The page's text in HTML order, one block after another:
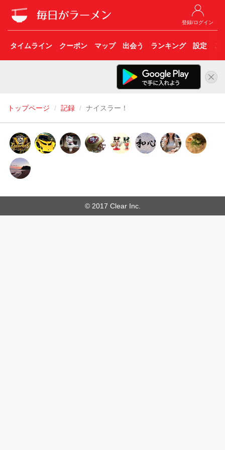
登録/ログイン
タイムライン クーポン マップ 出会う ランキング 設定 こ
トップページ 記録 ナイスラー！
© 2017 Clear Inc.